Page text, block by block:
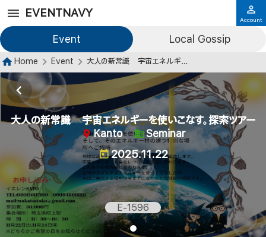
EVENTNAVY
Event Local Gossip
Account
Home Event 大人の新常識 宇宙エネルギーを使いこなす。探索ツアー
大人の新常識 宇宙エネルギーを使いこなす。探索ツアー
Kanto Seminar
2025.11.22
E-1596